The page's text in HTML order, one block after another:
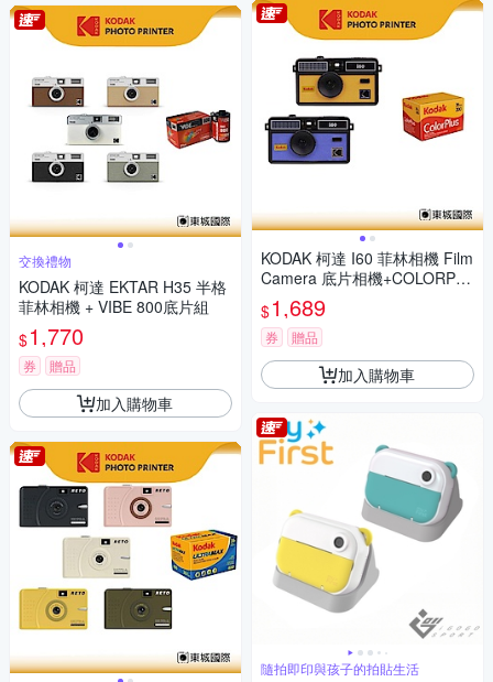
交換禮物
KODAK 柯達 EKTAR H35 半格
菲林相機 + VIBE 800底片組
$1,770
券 贈品
加入購物車
KODAK 柯達 I60 菲林相機 Film
Camera 底片相機+COLORPL
US 200底片組
$1,689
券 贈品
加入購物車
隨拍即印與孩子的拍貼生活